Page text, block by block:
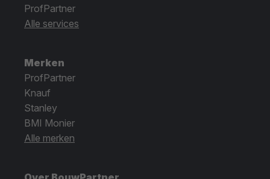
ProfPartner
Alle services
Merken
ProfPartner
Knauf
Stanley
BMI Monier
Alle merken